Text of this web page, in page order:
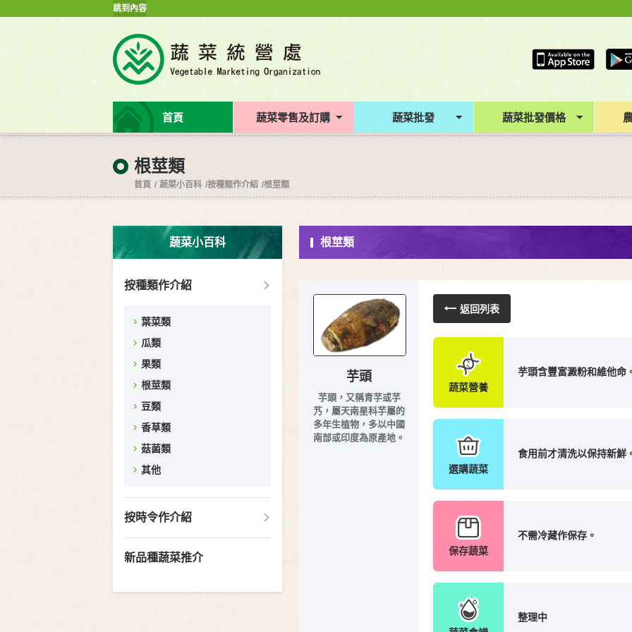
跳到內容
首頁 蔬菜零售及訂購 蔬菜批發 蔬菜批發價格
根莖類
首頁 蔬菜小百科 按種類作介紹 根莖類
蔬菜小百科
按種類作介紹
葉菜類
瓜類
果類
根莖類
豆類
香草類
菇菌類
其他
按時令作介紹
新品種蔬菜推介
根莖類
芋頭
芋頭，又稱青芋或芋
艿，屬天南星科芋屬的
多年生植物，多以中國
南部或印度為原產地。
返回列表
蔬菜營養
芋頭含豐富澱粉和維他命
選購蔬菜
食用前才清洗以保持新鮮
保存蔬菜
不需冷藏作保存。
整理中